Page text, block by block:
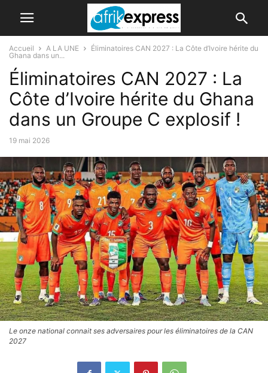
Accueil A LA UNE
Éliminatoires CAN 2027 : La Côte d’Ivoire hérite du
Ghana dans un...
Éliminatoires CAN 2027 : La
Côte d’Ivoire hérite du Ghana
dans un Groupe C explosif !
19 mai 2026
Le onze national connait ses adversaires pour les éliminatoires de la CAN
2027